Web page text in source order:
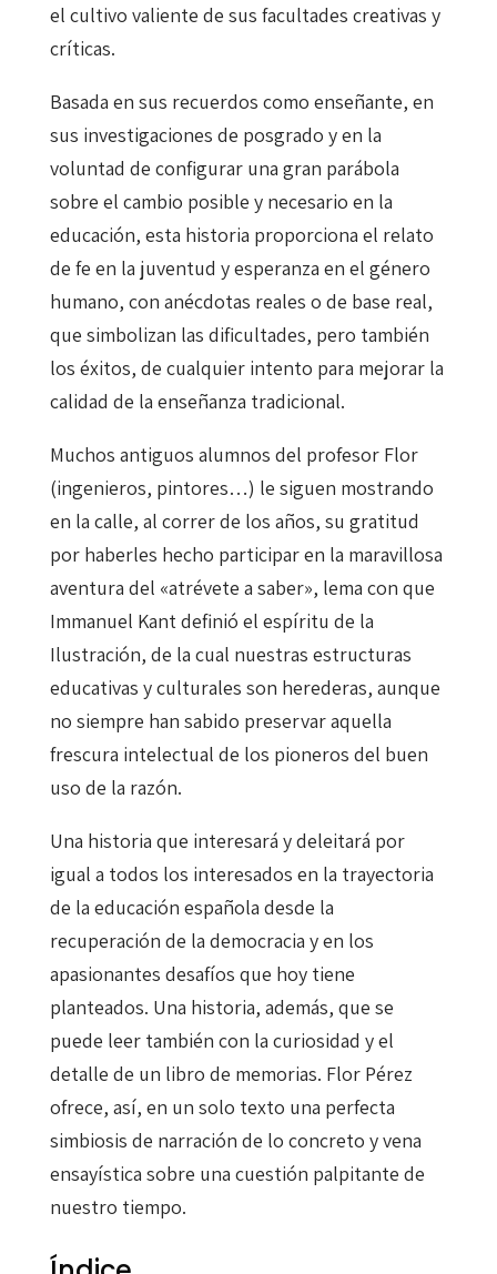
el cultivo valiente de sus facultades creativas y
críticas.
Basada en sus recuerdos como enseñante, en
sus investigaciones de posgrado y en la
voluntad de configurar una gran parábola
sobre el cambio posible y necesario en la
educación, esta historia proporciona el relato
de fe en la juventud y esperanza en el género
humano, con anécdotas reales o de base real,
que simbolizan las dificultades, pero también
los éxitos, de cualquier intento para mejorar la
calidad de la enseñanza tradicional.
Muchos antiguos alumnos del profesor Flor
(ingenieros, pintores…) le siguen mostrando
en la calle, al correr de los años, su gratitud
por haberles hecho participar en la maravillosa
aventura del «atrévete a saber», lema con que
Immanuel Kant definió el espíritu de la
Ilustración, de la cual nuestras estructuras
educativas y culturales son herederas, aunque
no siempre han sabido preservar aquella
frescura intelectual de los pioneros del buen
uso de la razón.
Una historia que interesará y deleitará por
igual a todos los interesados en la trayectoria
de la educación española desde la
recuperación de la democracia y en los
apasionantes desafíos que hoy tiene
planteados. Una historia, además, que se
puede leer también con la curiosidad y el
detalle de un libro de memorias. Flor Pérez
ofrece, así, en un solo texto una perfecta
simbiosis de narración de lo concreto y vena
ensayística sobre una cuestión palpitante de
nuestro tiempo.